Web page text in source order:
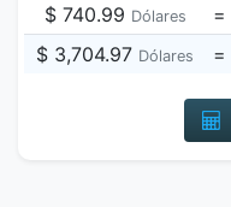
$ 740.99 Dólares =
$ 3,704.97 Dólares =